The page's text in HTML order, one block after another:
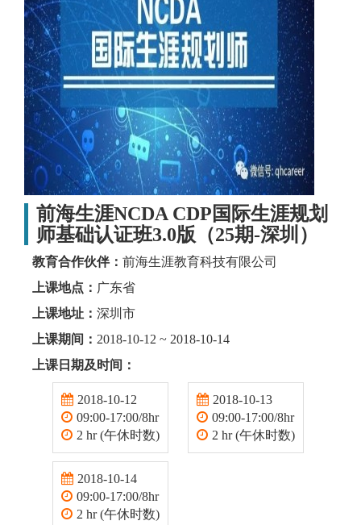
前海生涯NCDA CDP国际生涯规划
师基础认证班3.0版（25期-深圳）
教育合作伙伴： 前海生涯教育科技有限公司
上课地点： 广东省
上课地址： 深圳市
上课期间： 2018-10-12 ~ 2018-10-14
上课日期及时间：
2018-10-12
09:00-17:00/8hr
2 hr (午休时数)
2018-10-13
09:00-17:00/8hr
2 hr (午休时数)
2018-10-14
09:00-17:00/8hr
2 hr (午休时数)